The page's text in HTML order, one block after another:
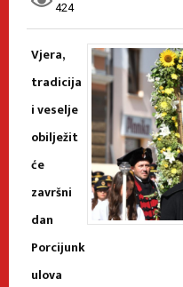
424
Vjera,
tradicija
i veselje
obilježit
će
završni
dan
Porcijunk
ulova